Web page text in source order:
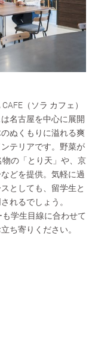
（ソラ カフェ）
名古屋を中心に展開
ぬくもりに溢れる爽
テリアです。野菜が
物の「とり天」や、京
どを提供。気軽に過
としても、留学生と
れるでしょう。
も学生目線に合わせて
ち寄りください。